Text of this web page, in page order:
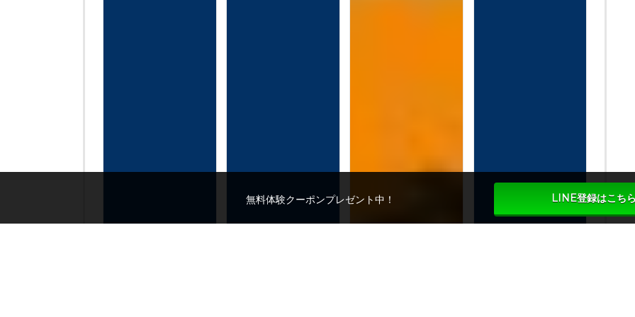
無料体験クーポンプレゼント中！ LINE登録はこち